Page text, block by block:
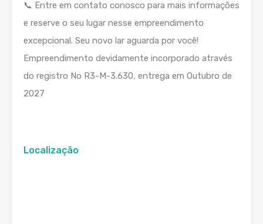
📞 Entre em contato conosco para mais informações
e reserve o seu lugar nesse empreendimento
excepcional. Seu novo lar aguarda por você!
Empreendimento devidamente incorporado através
do registro No R3-M-3.630, entrega em Outubro de
2027
Localização